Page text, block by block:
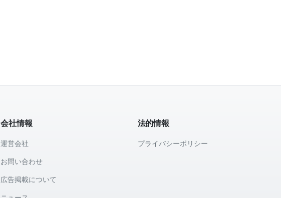
会社情報
運営会社
お問い合わせ
広告掲載について
法的情報
プライバシーポリシー